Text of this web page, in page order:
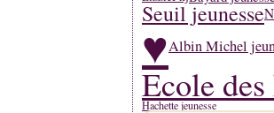
Seuil jeunesse
♥Albin Michel
Ecole
Hachette jeunesse